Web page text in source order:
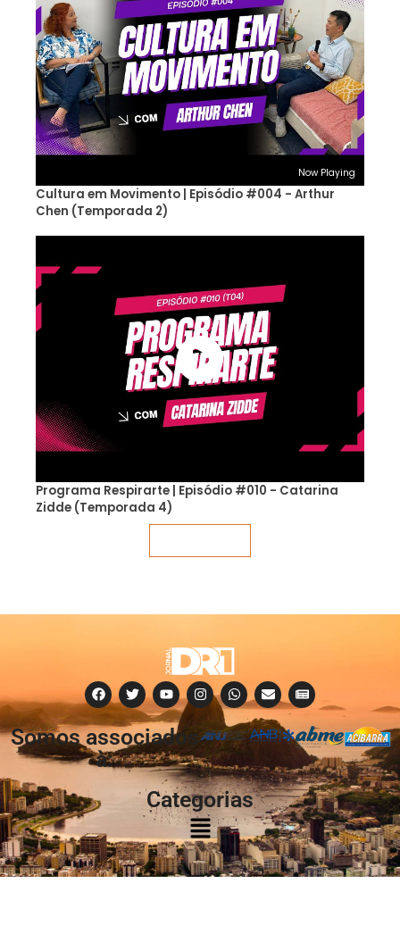
Now Playing
Cultura em Movimento | Episódio #004 - Arthur
Chen (Temporada 2)
Programa Respirarte | Episódio #010 - Catarina
Zidde (Temporada 4)
Somos associados
à:
Categorias